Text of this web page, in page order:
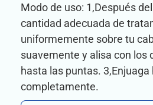
Modo de uso: 1,Después
cantidad adecuada de
uniformemente sobre tu
suavemente y alisa con los
hasta las puntas.
completamente.